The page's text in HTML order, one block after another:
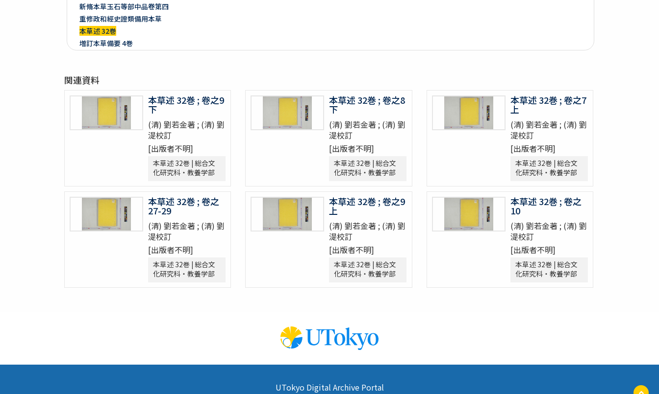
新脩本草玉石等部中品卷第四
重修政和經史證類備用本草
本草述 32巻
増訂本草備要 4巻
本草滙 18巻圖2巻 (存18巻)
本草詩箋 10巻
昆蟲草木略 2巻
爾雅註疏 11巻
格致鏡原 100巻
周憲王救荒本草 14巻補遺1巻救荒野譜1巻補遺1巻
救荒野譜 1巻補遺1巻坿救荒辟穀諸方
灌園草木識 6巻
南方草木状 3巻坿桂海草木志
Alle de plaaten en de vruchten
南産志
関連資料
本草述 32巻 ; 卷之9
下
(清) 劉若金著 ; (清) 劉
湜校訂
[出版者不明]
本草述 32巻 | 総合文
化研究科・教養学部
本草述 32巻 ; 卷之8
下
(清) 劉若金著 ; (清) 劉
湜校訂
[出版者不明]
本草述 32巻 | 総合文
化研究科・教養学部
本草述 32巻 ; 卷之7
上
(清) 劉若金著 ; (清) 劉
湜校訂
[出版者不明]
本草述 32巻 | 総合文
化研究科・教養学部
本草述 32巻 ; 卷之
27-29
(清) 劉若金著 ; (清) 劉
湜校訂
[出版者不明]
本草述 32巻 | 総合文
化研究科・教養学部
本草述 32巻 ; 卷之9
上
(清) 劉若金著 ; (清) 劉
湜校訂
[出版者不明]
本草述 32巻 | 総合文
化研究科・教養学部
本草述 32巻 ; 卷之
10
(清) 劉若金著 ; (清) 劉
湜校訂
[出版者不明]
本草述 32巻 | 総合文
化研究科・教養学部
UTokyo Digital Archive Portal